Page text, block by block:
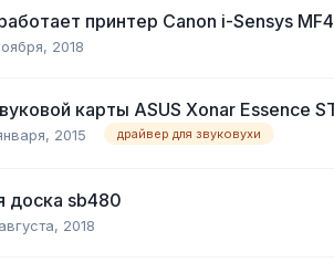
принтер Canon i-Sensys
2018
карты ASUS Xonar Essence
2015 драйвер для звуковухи
доска sb480
2018